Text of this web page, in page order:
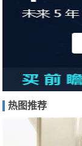
热图推荐